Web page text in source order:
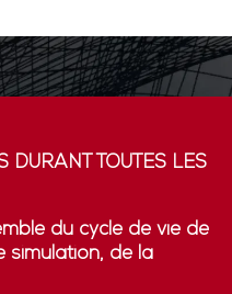
DURANT TOUTES LES
du cycle de vie de
simulation, de la